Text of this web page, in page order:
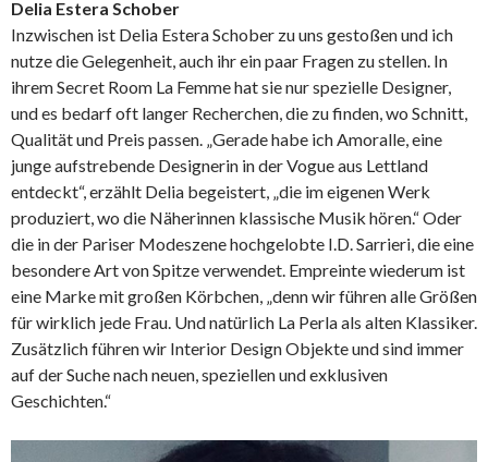
Delia Estera Schober
Inzwischen ist Delia Estera Schober zu uns gestoßen und ich
nutze die Gelegenheit, auch ihr ein paar Fragen zu stellen. In
ihrem Secret Room La Femme hat sie nur spezielle Designer,
und es bedarf oft langer Recherchen, die zu finden, wo Schnitt,
Qualität und Preis passen. „Gerade habe ich Amoralle, eine
junge aufstrebende Designerin in der Vogue aus Lettland
entdeckt“, erzählt Delia begeistert, „die im eigenen Werk
produziert, wo die Näherinnen klassische Musik hören.“ Oder
die in der Pariser Modeszene hochgelobte I.D. Sarrieri, die eine
besondere Art von Spitze verwendet. Empreinte wiederum ist
eine Marke mit großen Körbchen, „denn wir führen alle Größen
für wirklich jede Frau. Und natürlich La Perla als alten Klassiker.
Zusätzlich führen wir Interior Design Objekte und sind immer
auf der Suche nach neuen, speziellen und exklusiven
Geschichten.“